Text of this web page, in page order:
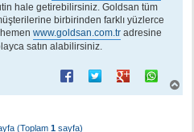
hale getirebilirsiniz. Goldsan tüm
birbirinden farklı yüzlerce
www.goldsan.com.tr adresine
satın alabilirsiniz.
a
(Toplam 1 sayfa)